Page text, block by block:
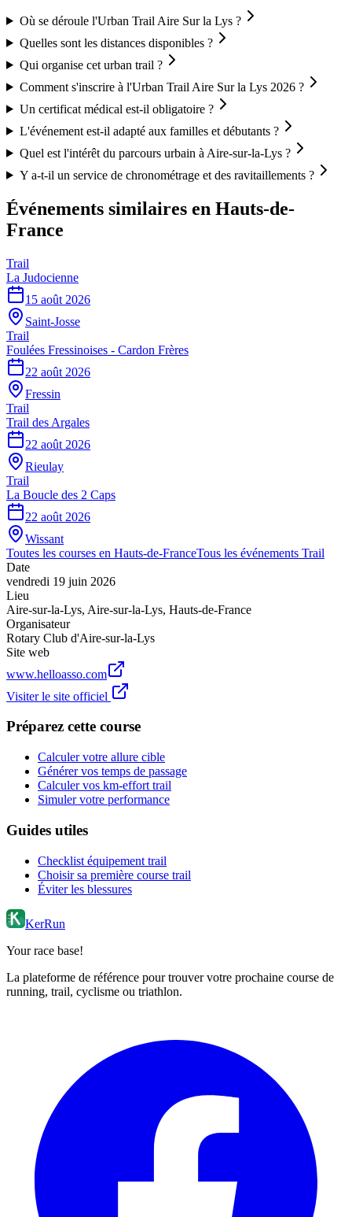
Où se déroule l'Urban Trail Aire Sur la Lys ?
Quelles sont les distances disponibles ?
Qui organise cet urban trail ?
Comment s'inscrire à l'Urban Trail Aire Sur la Lys 2026 ?
Un certificat médical est-il obligatoire ?
L'événement est-il adapté aux familles et débutants ?
Quel est l'intérêt du parcours urbain à Aire-sur-la-Lys ?
Y a-t-il un service de chronométrage et des ravitaillements ?
Événements similaires en Hauts-de-
France
Trail
La Judocienne
15 août 2026
Saint-Josse
Trail
Foulées Fressinoises - Cardon Frères
22 août 2026
Fressin
Trail
Trail des Argales
22 août 2026
Rieulay
Trail
La Boucle des 2 Caps
22 août 2026
Wissant
Toutes les courses en Hauts-de-FranceTous les événements Trail
Date
vendredi 19 juin 2026
Lieu
Aire-sur-la-Lys, Aire-sur-la-Lys, Hauts-de-France
Organisateur
Rotary Club d'Aire-sur-la-Lys
Site web
www.helloasso.com
Visiter le site officiel
Préparez cette course
Calculer votre allure cible
Générer vos temps de passage
Calculer vos km-effort trail
Simuler votre performance
Guides utiles
Checklist équipement trail
Choisir sa première course trail
Éviter les blessures
KerRun
Your race base!
La plateforme de référence pour trouver votre prochaine course de
running, trail, cyclisme ou triathlon.